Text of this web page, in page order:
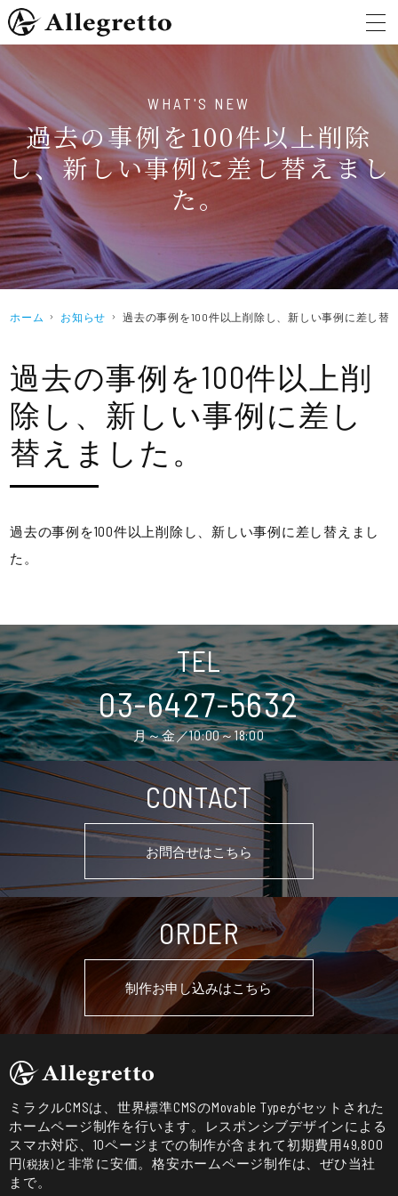
過去の事例を100件以上削除
し、新しい事例に差し替えまし
た。
ホーム お知らせ 過去の事例を100件以上削除し、新しい事例に差し替
過去の事例を100件以上削
除し、新しい事例に差し
替えました。
過去の事例を100件以上削除し、新しい事例に差し替えまし
た。
TEL
03-6427-5632
月～金／10:00～18:00
CONTACT
お問合せはこちら
ORDER
制作お申し込みはこちら
ミラクルCMSは、世界標準CMSのMovable Typeがセットされた
ホームページ制作を行います。レスポンシブデザインによる
スマホ対応、10ページまでの制作が含まれて初期費用49,800
円(税抜)と非常に安価。格安ホームページ制作は、ぜひ当社
まで。